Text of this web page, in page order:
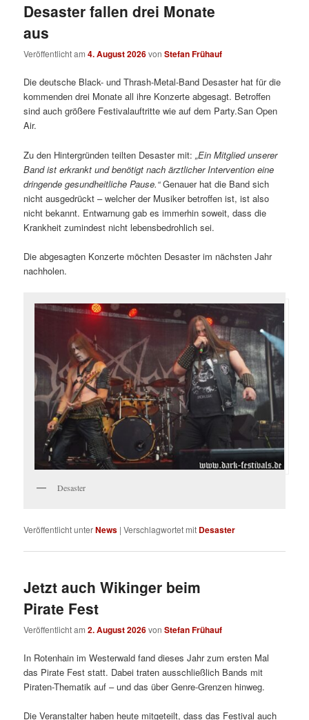
Desaster fallen drei Monate
aus
Veröffentlicht am4. August 2026vonStefan Frühauf
Die deutsche Black- und Thrash-Metal-Band Desaster hat für die
kommenden drei Monate all ihre Konzerte abgesagt. Betroffen
sind auch größere Festivalauftritte wie auf dem Party.San Open
Air.
Zu den Hintergründen teilten Desaster mit:„Ein Mitglied unserer
Band ist erkrankt und benötigt nach ärztlicher Intervention eine
dringende gesundheitliche Pause.“Genauer hat die Band sich
nicht ausgedrückt – welcher der Musiker betroffen ist, ist also
nicht bekannt. Entwarnung gab es immerhin soweit, dass die
Krankheit zumindest nicht lebensbedrohlich sei.
Die abgesagten Konzerte möchten Desaster im nächsten Jahr
nachholen.
Desaster
Veröffentlicht unterNews |Verschlagwortet mit Desaster
Jetzt auch Wikinger beim
Pirate Fest
Veröffentlicht am2. August 2026vonStefan Frühauf
In Rotenhain im Westerwald fand dieses Jahr zum ersten Mal
das Pirate Fest statt. Dabei traten ausschließlich Bands mit
Piraten-Thematik auf – und das über Genre-Grenzen hinweg.
Die Veranstalter haben heute mitgeteilt, dass das Festival auch